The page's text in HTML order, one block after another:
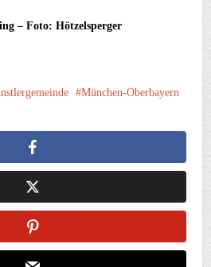
– Foto: Hötzelsperger
München-Oberbayern